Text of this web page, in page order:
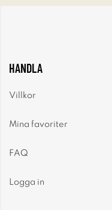
HANDLA
Villkor
Mina favoriter
FAQ
Logga in